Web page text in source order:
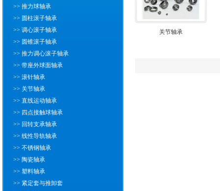
>> 推力球轴承
>> 圆柱滚子轴承
>> 调心滚子轴承
>> 圆锥滚子轴承
>> 推力调心滚子轴承
>> 带座外球面轴承
>> 滚针轴承
>> 关节轴承
>> 直线运动轴承
>> 四点接触球轴承
>> 回转支承轴承
>> 线性导轨轴承
>> 不锈钢轴承
>> 陶瓷轴承
>> 塑料轴承
>> 紧定套与推卸套
关节轴承